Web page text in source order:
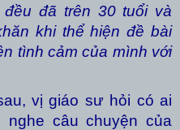
đã trên 30 tuổi và
khi thể hiện đề bài
tình cảm của mình với
vị giáo sư hỏi có ai
câu chuyện của